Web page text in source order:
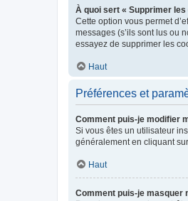
À quoi sert « Supprimer
Cette option vous permet
messages (s’ils sont lus ou
essayez de supprimer les
Haut
Préférences et
Comment puis-je modifier
Si vous êtes un utilisateur
généralement en cliquant
Haut
Comment puis-je masquer